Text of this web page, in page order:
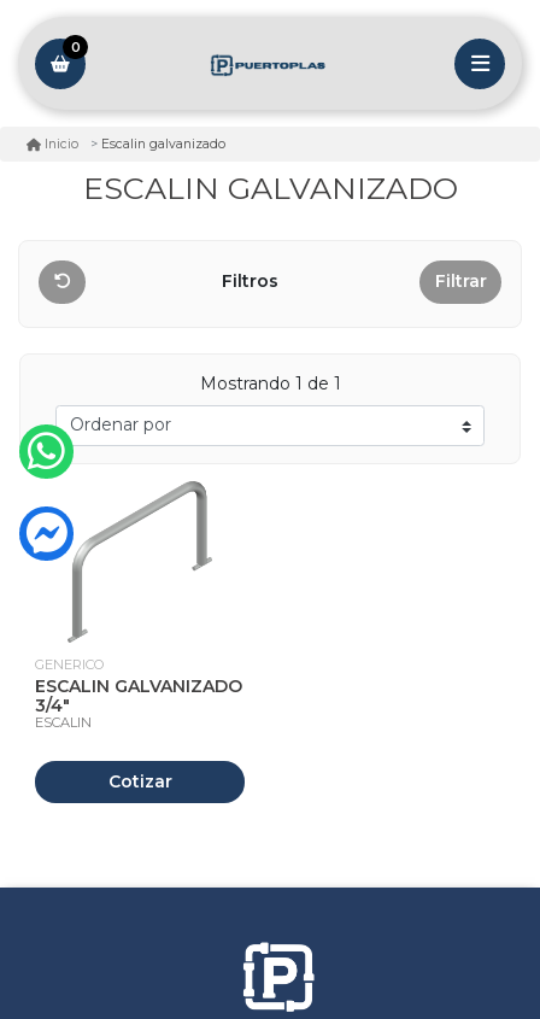
0
Inicio Escalin galvanizado
ESCALIN GALVANIZADO
Filtros Filtrar
Mostrando 1 de 1
GENERICO
ESCALIN GALVANIZADO
3/4"
ESCALIN
Cotizar